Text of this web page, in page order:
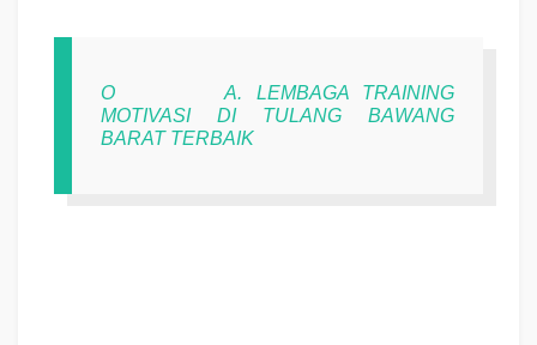
O
A. LEMBAGA TRAINING
MOTIVASI DI TULANG BAWANG
BARAT TERBAIK